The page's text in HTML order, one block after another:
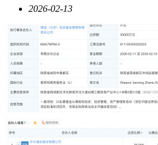
2026-02-13